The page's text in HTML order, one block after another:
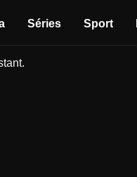
Séries Sport